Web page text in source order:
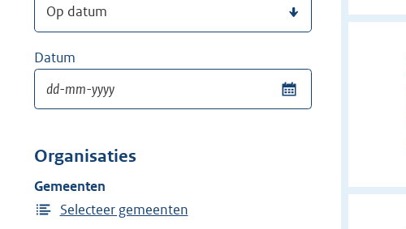
Datum
Organisaties
Gemeenten
Selecteer gemeenten